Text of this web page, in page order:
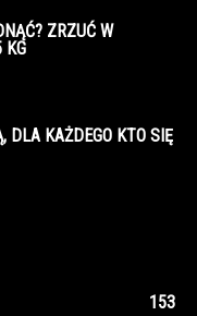
ZRZUĆ W
KG
DLA KAŻDEGO KTO SIĘ
153